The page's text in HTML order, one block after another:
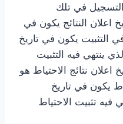
من التسجيل في تلك
هو 14/8/2023 وتاريخ اعلان النتائج يكون في
البدء في التثبيت يكون في تاريخ
الذي ينتهي فيه التثبيت
تاريخ 8/9/2023 تاريخ اعلان نتائج الاحتياط هو
يكون في تاريخ
ينتهي فيه تثبيت الاحتياط